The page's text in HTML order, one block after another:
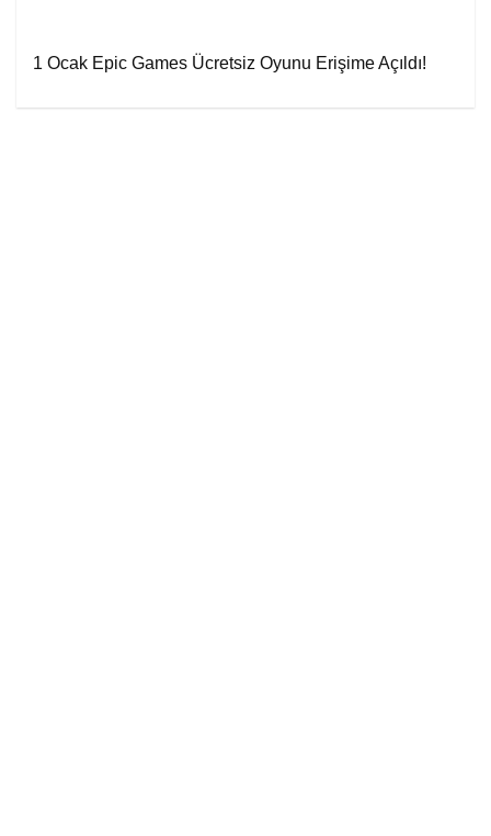
1 Ocak Epic Games Ücretsiz Oyunu Erişime Açıldı!